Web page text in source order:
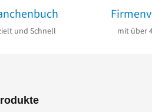
und Schnell mit über